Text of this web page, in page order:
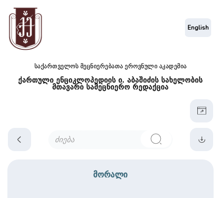
საქართველოს მეცნიერებათა ეროვნული აკადემია
ქართული ენციკლოპედიის ი. აბაშიძის სახელობის
მთავარი სამეცნიერო რედაქცია
English
მორალი